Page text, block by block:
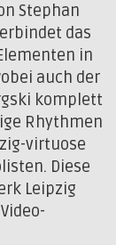
Stephan
das
in
auch der
komplett
Rhythmen
virtuose
Diese
Leipzig